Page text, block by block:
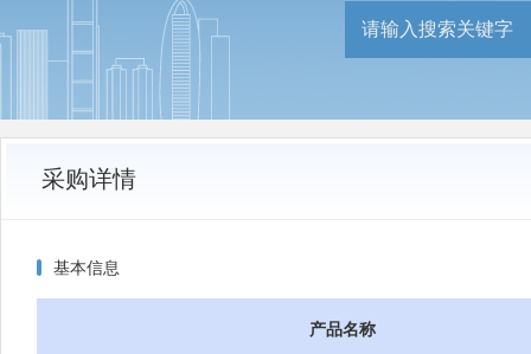
采购详情
基本信息
产品名称